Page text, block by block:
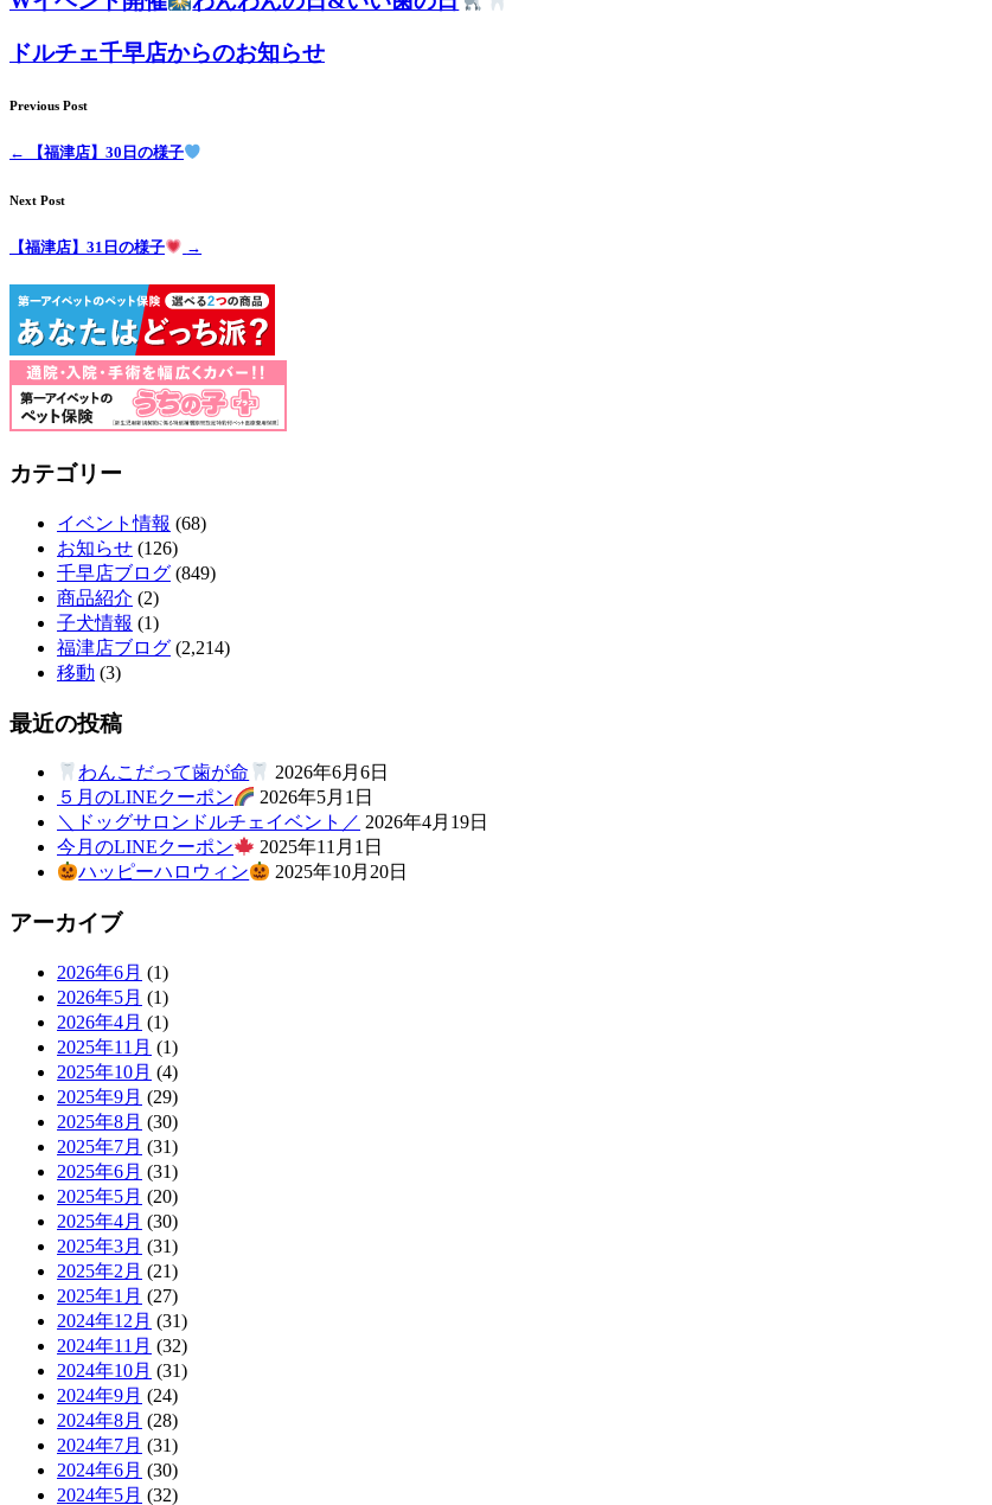
ドルチェ千早店からのお知らせ
Previous Post
← 【福津店】30日の様子
Next Post
【福津店】31日の様子 →
カテゴリー
イベント情報 (68)
お知らせ (126)
千早店ブログ (849)
商品紹介 (2)
子犬情報 (1)
福津店ブログ (2,214)
移動 (3)
最近の投稿
わんこだって歯が命
2026年6月6日
５月のLINEクーポン
2026年5月1日
＼ドッグサロンドルチェイベント／ 2026年4月19日
今月のLINEクーポン
2025年11月1日
ハッピーハロウィン
2025年10月20日
アーカイブ
2026年6月 (1)
2026年5月 (1)
2026年4月 (1)
2025年11月 (1)
2025年10月 (4)
2025年9月 (29)
2025年8月 (30)
2025年7月 (31)
2025年6月 (31)
2025年5月 (20)
2025年4月 (30)
2025年3月 (31)
2025年2月 (21)
2025年1月 (27)
2024年12月 (31)
2024年11月 (32)
2024年10月 (31)
2024年9月 (24)
2024年8月 (28)
2024年7月 (31)
2024年6月 (30)
2024年5月 (32)